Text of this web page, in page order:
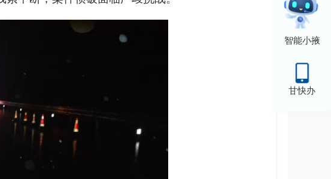
智能小掖
甘快办